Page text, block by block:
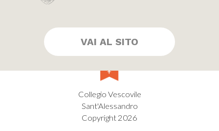
VAI AL SITO
Collegio Vescovile
Sant'Alessandro
Copyright 2026